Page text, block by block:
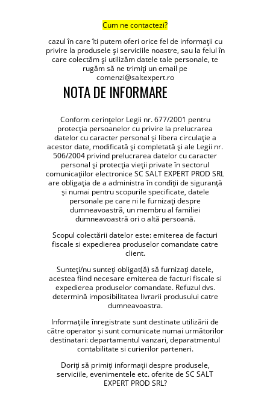
Cum ne contactezi?
cazul în care îti putem oferi orice fel de informații cu
privire la produsele și serviciile noastre, sau la felul în
care colectăm și utilizăm datele tale personale, te
rugăm să ne trimiți un email pe
comenzi@saltexpert.ro
NOTA DE INFORMARE
Conform cerinţelor Legii nr. 677/2001 pentru
protecţia persoanelor cu privire la prelucrarea
datelor cu caracter personal şi libera circulaţie a
acestor date, modificată şi completată şi ale Legii nr.
506/2004 privind prelucrarea datelor cu caracter
personal şi protecţia vieţii private în sectorul
comunicaţiilor electronice SC SALT EXPERT PROD SRL
are obligaţia de a administra în condiţii de siguranţă
şi numai pentru scopurile specificate, datele
personale pe care ni le furnizaţi despre
dumneavoastră, un membru al familiei
dumneavoastră ori o altă persoană.
Scopul colectării datelor este: emiterea de facturi
fiscale si expedierea produselor comandate catre
client.
Sunteţi/nu sunteţi obligat(ă) să furnizaţi datele,
acestea fiind necesare emiterea de facturi fiscale si
expedierea produselor comandate. Refuzul dvs.
determină imposibilitatea livrarii produsului catre
dumneavoastra.
Informaţiile înregistrate sunt destinate utilizării de
către operator şi sunt comunicate numai următorilor
destinatari: departamentul vanzari, deparatmentul
contabilitate si curierilor parteneri.
Doriţi să primiţi informaţii despre produsele,
serviciile, evenimentele etc. oferite de SC SALT
EXPERT PROD SRL?